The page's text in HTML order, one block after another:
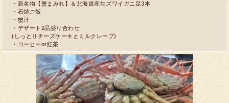
・新名物【蟹まみれ】＆北海道産生ズワイガニ足3本
・石焼ご飯
・蟹汁
・デザート2品盛り合わせ
(しっとりチーズケーキとミルクレープ)
・コーヒーor紅茶